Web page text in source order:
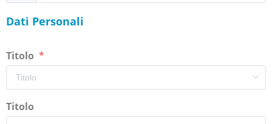
Dati Personali
Titolo
Titolo